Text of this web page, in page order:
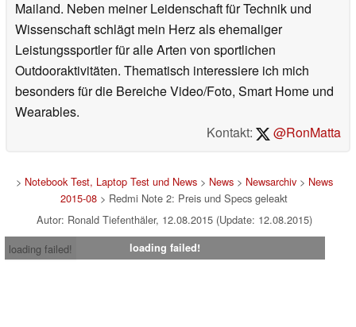
Mailand. Neben meiner Leidenschaft für Technik und
Wissenschaft schlägt mein Herz als ehemaliger
Leistungssportler für alle Arten von sportlichen
Outdooraktivitäten. Thematisch interessiere ich mich
besonders für die Bereiche Video/Foto, Smart Home und
Wearables.
Kontakt:
@RonMatta
> Notebook Test, Laptop Test und News> News> Newsarchiv> News
2015-08 > Redmi Note 2: Preis und Specs geleakt
Autor: Ronald Tiefenthäler, 12.08.2015 (Update: 12.08.2015)
loading failed!
loading failed!